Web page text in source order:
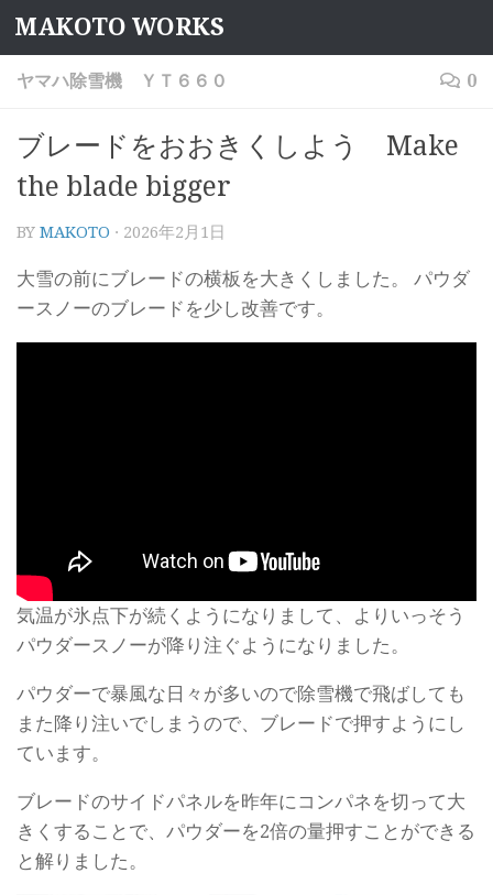
コンテンツへスキップ
MAKOTO WORKS
ヤマハ除雪機 ＹＴ６６０ 0
ブレードをおおきくしよう Make
the blade bigger
BY MAKOTO · 2026年2月1日
大雪の前にブレードの横板を大きくしました。 パウダ
ースノーのブレードを少し改善です。
気温が氷点下が続くようになりまして、よりいっそう
パウダースノーが降り注ぐようになりました。
パウダーで暴風な日々が多いので除雪機で飛ばしても
また降り注いでしまうので、ブレードで押すようにし
ています。
ブレードのサイドパネルを昨年にコンパネを切って大
きくすることで、パウダーを2倍の量押すことができる
と解りました。